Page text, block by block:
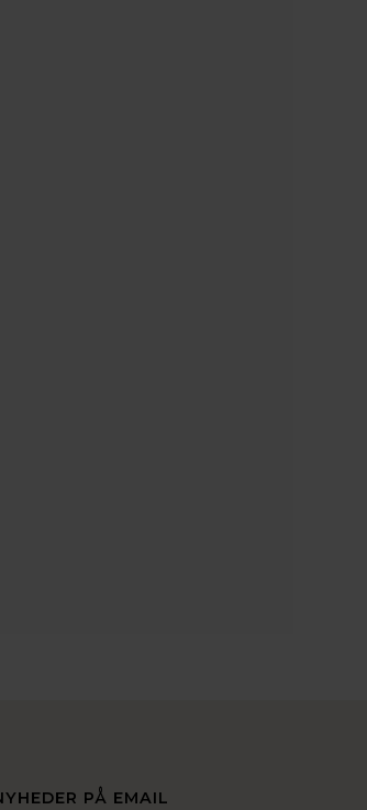
PÅ EMAIL